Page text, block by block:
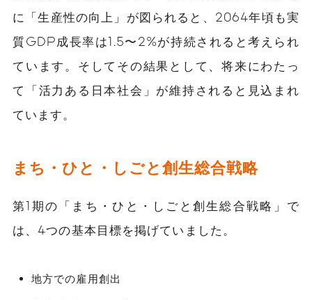
に「生産性の向上」が図られると、2064年頃も実
質GDP成長率は1.5〜2%が持続されると考えられ
ています。そしてその結果として、将来にわたっ
て「活力ある日本社会」が維持されると見込まれ
ています。
まち・ひと・しごと創生総合戦略
第1期の「まち・ひと・しごと創生総合戦略」で
は、4つの基本目標を掲げていました。
地方での雇用創出